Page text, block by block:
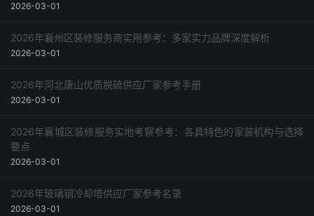
2026-03-01
2026年襄州区装修服务商实用参考：多家实力品牌深度解析
2026-03-01
2026年河北唐山优质脱硫供应厂家参考手册
2026-03-01
2026年襄城区装修服务实地考察参考：各具特色的家装机构与选择
要点
2026-03-01
2026年玻璃钢冷却塔供应厂家参考名录
2026-03-01